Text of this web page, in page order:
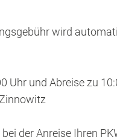
wird
Uhr und Abreise zu
der Anreise Ihren